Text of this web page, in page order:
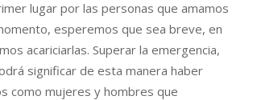
lugar por las personas que amamos
esperemos que sea breve, en
acariciarlas. Superar la emergencia,
significar de esta manera haber
como mujeres y hombres que